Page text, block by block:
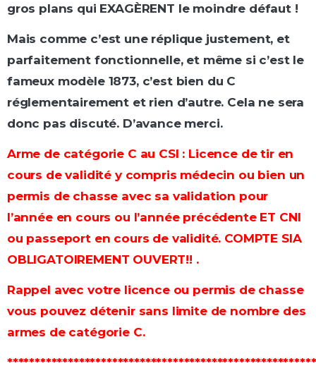
gros plans qui EXAGÈRENT le moindre défaut !
Mais comme c’est une réplique justement, et
parfaitement fonctionnelle, et même si c’est le
fameux modèle 1873, c’est bien du C
réglementairement et rien d’autre. Cela ne sera
donc pas discuté. D’avance merci.
Arme de catégorie C au CSI : Licence de tir en
cours de validité y compris médecin ou bien un
permis de chasse avec sa validation pour
l’année en cours ou l’année précédente ET CNI
ou passeport en cours de validité. COMPTE SIA
OBLIGATOIREMENT OUVERT!! .
Rappel avec votre licence ou permis de chasse
vous pouvez détenir sans limite de nombre des
armes de catégorie C.